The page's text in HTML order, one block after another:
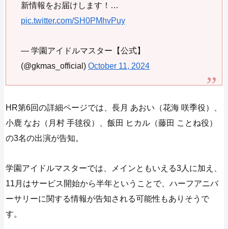
新情報をお届けします！…
pic.twitter.com/SH0PMhvPuy
— 学園アイドルマスター【公式】
(@gkmas_official) October 11, 2024
HR第6回の詳細ページでは、長月 あおい（花海 咲季役）、
小鹿 なお（月村 手毬役）、飯田 ヒカル（藤田 ことね役）
の3名の出演が告知。
学園アイドルマスターでは、メインともいえる3人に加え、
11月はサービス開始から半年ということで、ハーフアニバ
ーサリーに関する情報が告知される可能性もありそうで
す。